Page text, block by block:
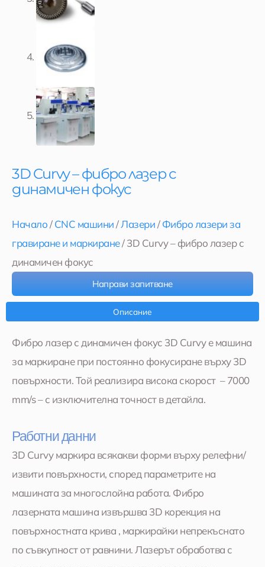
3D Curvy – фибро лазер с
динамичен фокус
Начало/CNC машини/Лазери/Фибро лазери за
гравиране и маркиране/ 3D Curvy – фибро лазер с
динамичен фокус
Направи запитване
Описание
Фибро лазер с динамичен фокус 3D Curvy е машина
за маркиране при постоянно фокусиране върху 3D
повърхности. Той реализира висока скорост – 7000
mm/s – с изключителна точност в детайла.
Работни данни
3D Curvy маркира всякакви форми върху релефни/
извити повърхности, според параметрите на
машината за многослойна работа. Фибро
лазерната машина извършва 3D корекция на
повърхностната крива , маркирайки непрекъснато
по съвкупност от равнини. Лазерът обработва с